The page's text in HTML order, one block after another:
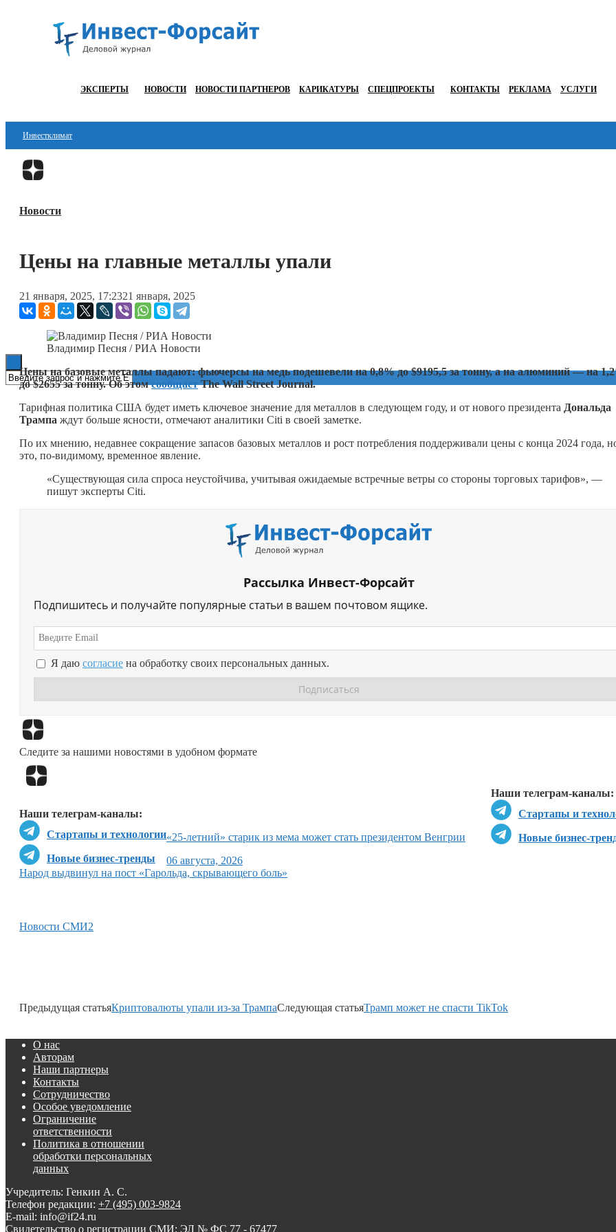
ЭКСПЕРТЫ НОВОСТИ НОВОСТИ ПАРТНЕРОВ КАРИКАТУРЫ СПЕЦПРОЕКТЫ КОНТАКТЫ РЕКЛАМА УСЛУГИ
Инвестклимат
Финансы
Блокчейн
Технологии
ESG
Новости
Цены на главные металлы упали
21 января, 2025, 17:2321 января, 2025
Владимир Песня / РИА Новости
Цены на базовые металлы падают: фьючерсы на медь подешевели на 0,8% до $9195,5 за тонну, а на алюминий — на
до $2655 за тонну. Об этомсообщаетThe Wall Street Journal.
Тарифная политика США будет иметь ключевое значение для металлов в следующем году, и от нового президента Дональда
Трампа ждут больше ясности, отмечают аналитики Citi в своей заметке.
По их мнению, недавнее сокращение запасов базовых металлов и рост потребления поддерживали цены с конца 2024 года,
это, по-видимому, временное явление.
«Существующая сила спроса неустойчива, учитывая ожидаемые встречные ветры со стороны торговых тарифов», —
пишут эксперты Citi.
Рассылка Инвест-Форсайт
Подпишитесь и получайте популярные статьи в вашем почтовом ящике.
Я даю согласие на обработку своих персональных данных.
Следите за нашими новостями в удобном формате
Наши телеграм-каналы:
Стартапы и
Новые бизнес-
Наши телеграм-каналы:
Стартапы и технологии
Новые бизнес-тренды
«25-летний» старик из мема может стать президентом Венгрии
06 августа, 2026
Народ выдвинул на пост «Гарольда, скрывающего боль»
Новости СМИ2
Предыдущая статьяКриптовалюты упали из-за ТрампаСледующая статьяТрамп может не спасти TikTok
О нас
Авторам
Наши партнеры
Контакты
Сотрудничество
Особое уведомление
Ограничение
ответственности
Политика в отношении
обработки персональных
данных
Учредитель: Генкин А. С.
Телефон редакции: +7 (495) 003-9824
E-mail: info@if24.ru
Свидетельство о регистрации СМИ: ЭЛ № ФС 77 - 67477